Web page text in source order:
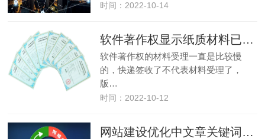
时间：2022-10-14
软件著作权显示纸质材料已接收到受理多长时间
软件著作权的材料受理一直是比较慢
的，快递签收了不代表材料受理了，
版…
时间：2022-10-12
网站建设优化中文章关键词密度如何确定？